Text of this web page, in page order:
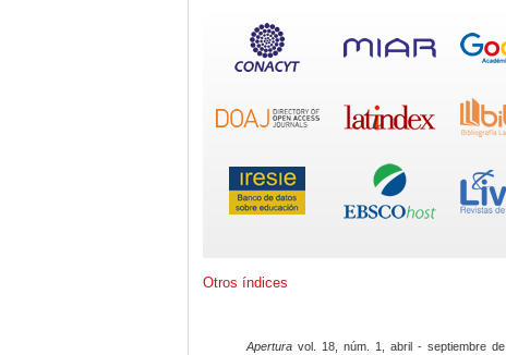
Otros índices
Apertura vol. 18, núm. 1, abril - septiembre